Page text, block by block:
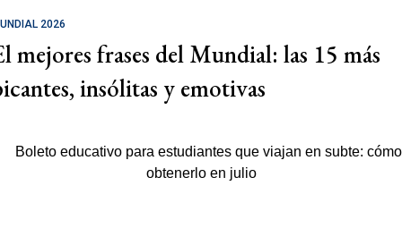
2026
mejores frases del Mundial: las 15 más
insólitas y emotivas